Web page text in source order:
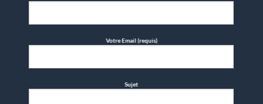
Votre Email (requis)
Sujet